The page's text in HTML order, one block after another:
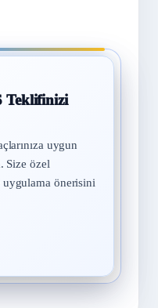
Teklifinizi
uygun
Size özel
uygulama önerisini